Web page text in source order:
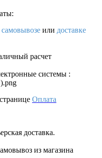
самовывозе или доставке
расчет
системы :
Оплата
доставка.
из магазина